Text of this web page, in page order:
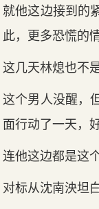
就他这边接到的
此，更‌多恐慌的
这几天‌林熄也不
这个男人没醒，
面行动了一天‌，
连他这边都是这
对标从沈南泱坦